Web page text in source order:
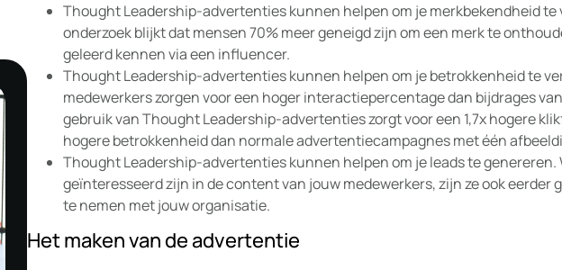
Thought Leadership-advertenties kunnen helpen om je merkbekendheid te
onderzoek blijkt dat mensen 70% meer geneigd zijn om een merk te
geleerd kennen via een influencer.
Thought Leadership-advertenties kunnen helpen om je betrokkenheid te
medewerkers zorgen voor een hoger interactiepercentage dan bijdrages
gebruik van Thought Leadership-advertenties zorgt voor een 1,7x hogere
hogere betrokkenheid dan normale advertentiecampagnes met één
Thought Leadership-advertenties kunnen helpen om je leads te genereren.
geïnteresseerd zijn in de content van jouw medewerkers, zijn ze ook eerder
te nemen met jouw organisatie.
Het maken van de advertentie